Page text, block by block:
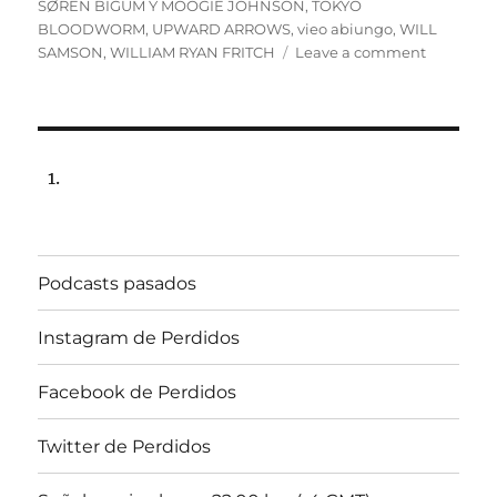
SØREN BIGUM Y MOOGIE JOHNSON,TOKYO
BLOODWORM, UPWARD ARROWS,vieo abiungo,WILL
SAMSON,WILLIAM RYAN FRITCH Leave a commenton
febrero
2022,
Chile
Podcasts pasados
Instagram de Perdidos
Facebook de Perdidos
Twitter de Perdidos